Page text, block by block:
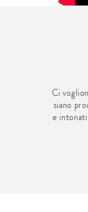
Ci
siano
e